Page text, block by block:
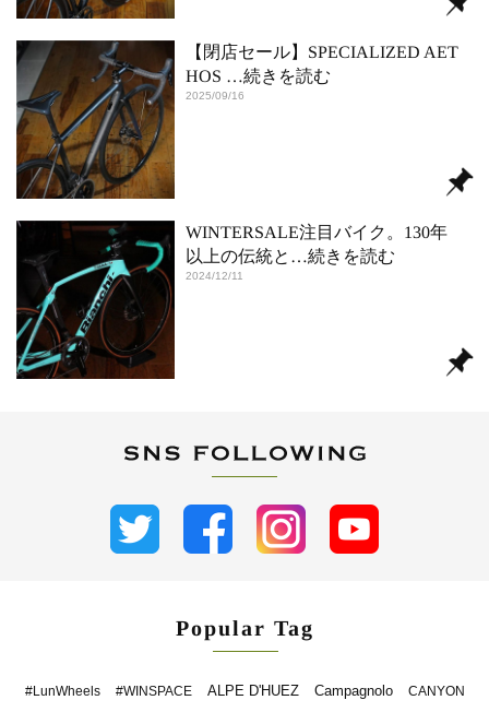
【閉店セール】SPECIALIZED AET
HOS …続きを読む
2025/09/16
WINTERSALE注目バイク。130年
以上の伝統と …続きを読む
2024/12/11
Popular Tag
#LunWheels #WINSPACE ALPE D'HUEZ Campagnolo CANYON